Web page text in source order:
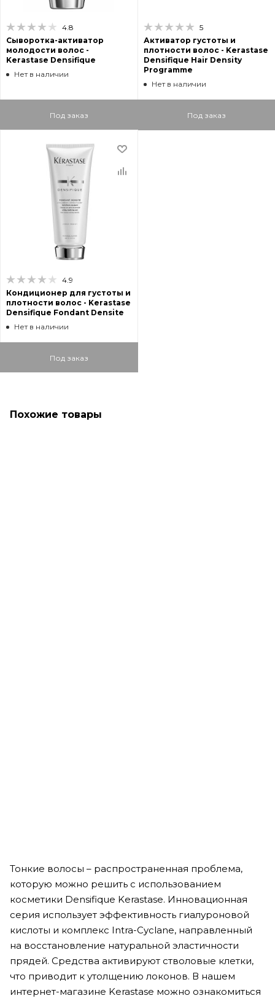
4.8
Сыворотка-активатор
молодости волос -
Kerastase Densifique
Нет в наличии
Под заказ
5
Активатор густоты и
плотности волос - Kerastase
Densifique Hair Density
Programme
Нет в наличии
Под заказ
4.9
Кондиционер для густоты и
плотности волос - Kerastase
Densifique Fondant Densite
Нет в наличии
Под заказ
Похожие товары
Тонкие волосы – распространенная проблема,
которую можно решить с использованием
косметики Densifique Kerastase. Инновационная
серия использует эффективность гиалуроновой
кислоты и комплекс Intra-Cyclane, направленный
на восстановление натуральной эластичности
прядей. Средства активируют стволовые клетки,
что приводит к утолщению локонов. В нашем
интернет-магазине Kerastase можно ознакомиться